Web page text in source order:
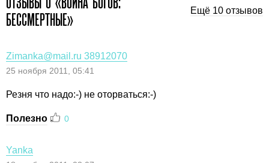
БЕССМЕРТНЫЕ»
Ещё 10 отзывов
Zimanka@mail.ru 38912070
25 ноября 2011, 05:41
Резня что надо:-) не оторваться:-)
Полезно 0
Yanka